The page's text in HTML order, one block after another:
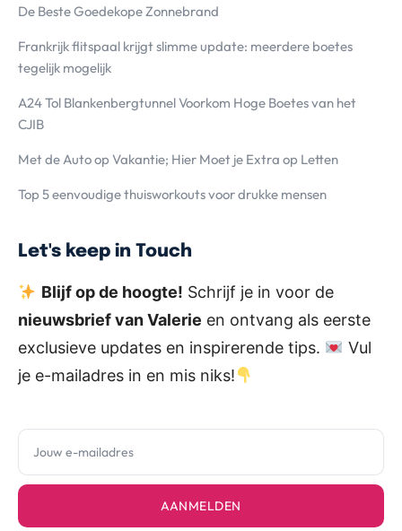
De Beste Goedekope Zonnebrand
Frankrijk flitspaal krijgt slimme update: meerdere boetes
tegelijk mogelijk
A24 Tol Blankenbergtunnel Voorkom Hoge Boetes van het
CJIB
Met de Auto op Vakantie; Hier Moet je Extra op Letten
Top 5 eenvoudige thuisworkouts voor drukke mensen
Let's keep in Touch
Blijf op de hoogte! Schrijf je in voor de
nieuwsbrief van Valerie en ontvang als eerste
exclusieve updates en inspirerende tips.
Vul
je e-mailadres in en mis niks!
AANMELDEN